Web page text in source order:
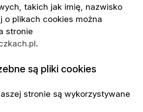
takich jak imię, nazwisko
o plikach cookies można
stronie
.
są pliki cookies
stronie są wykorzystywane